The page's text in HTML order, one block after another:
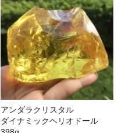
アンダラクリスタル
ダイナミックヘリオドール